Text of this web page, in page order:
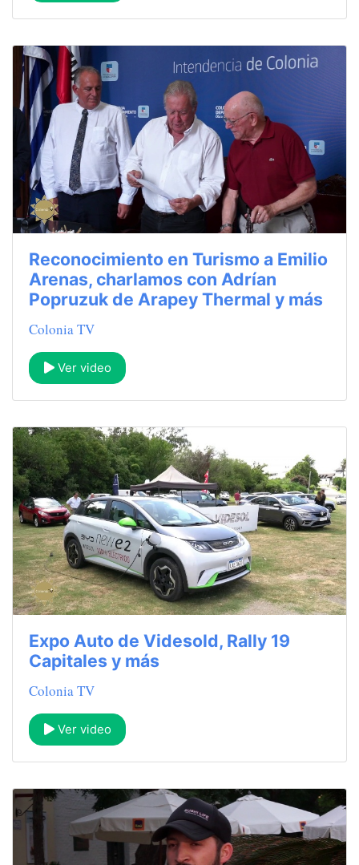
Reconocimiento en Turismo a Emilio
Arenas, charlamos con Adrían
Popruzuk de Arapey Thermal y más
Colonia TV
Ver video
Expo Auto de Videsold, Rally 19
Capitales y más
Colonia TV
Ver video